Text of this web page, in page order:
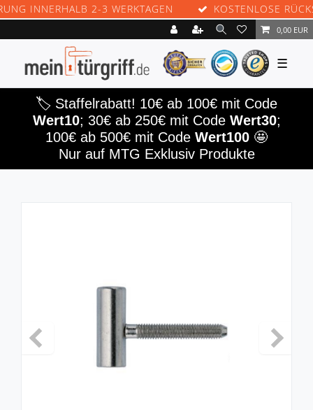
INNERHALB 2-3 WERKTAGEN KOSTENLOSE
0,00 EUR
☰
🏷️ Staffelrabatt! 10€ ab 100€ mit Code
Wert10; 30€ ab 250€ mit Code Wert30;
100€ ab 500€ mit Code Wert100 🤩
Nur auf MTG Exklusiv Produkte